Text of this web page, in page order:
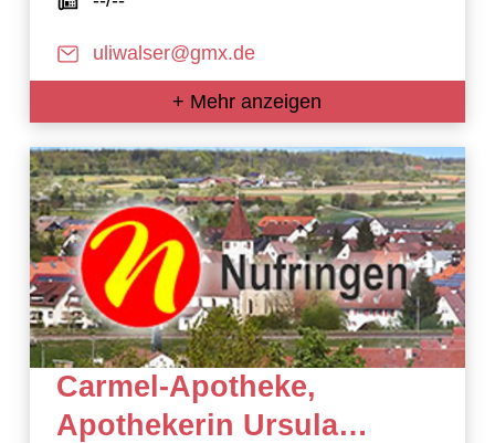
uliwalser@gmx.de
+ Mehr anzeigen
Carmel-Apotheke,
Apothekerin Ursula